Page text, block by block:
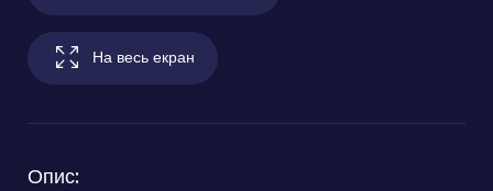
На весь екран
Опис: